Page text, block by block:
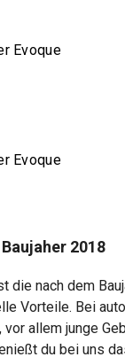
Evoque
Evoque
2018
nach dem
Vorteile. Bei
vor allem junge
du bei uns